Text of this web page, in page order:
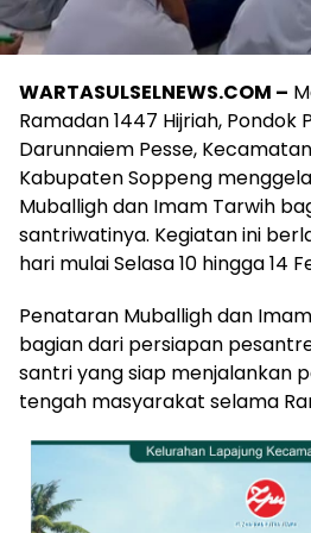
WARTASULSELNEWS.COM –
Ramadan 1447 Hijriah,
Darunnaiem Pesse,
Kabupaten Soppeng
Muballigh dan Imam Tarwih
santriwatinya. Kegiatan ini
hari mulai Selasa 10 hingga 14
Penataran Muballigh dan
bagian dari persiapan
santri yang siap menjalankan
tengah masyarakat selama